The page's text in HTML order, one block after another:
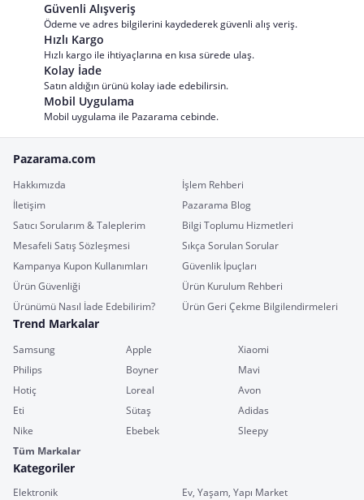
Güvenli Alışveriş
Ödeme ve adres bilgilerini kaydederek güvenli alış veriş.
Hızlı Kargo
Hızlı kargo ile ihtiyaçlarına en kısa sürede ulaş.
Kolay İade
Satın aldığın ürünü kolay iade edebilirsin.
Mobil Uygulama
Mobil uygulama ile Pazarama cebinde.
Pazarama.com
Hakkımızda
İşlem Rehberi
İletişim
Pazarama Blog
Satıcı Sorularım & Taleplerim
Bilgi Toplumu Hizmetleri
Mesafeli Satış Sözleşmesi
Sıkça Sorulan Sorular
Kampanya Kupon Kullanımları
Güvenlik İpuçları
Ürün Güvenliği
Ürün Kurulum Rehberi
Ürünümü Nasıl İade Edebilirim?
Ürün Geri Çekme Bilgilendirmeleri
Trend Markalar
Samsung Apple
Xiaomi
Philips
Boyner
Mavi
Hotiç
Loreal
Avon
Eti
Sütaş
Adidas
Nike
Ebebek
Sleepy
Tüm Markalar
Kategoriler
Elektronik
Ev, Yaşam, Yapı Market